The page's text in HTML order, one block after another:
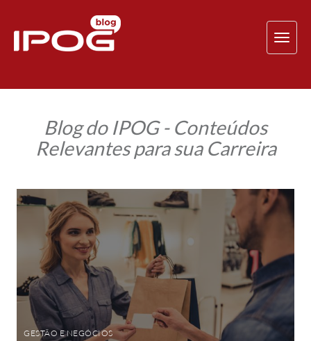
Blog do IPOG - Conteúdos
Relevantes para sua Carreira
Aprenda
agora
venda
perguntas
GESTÃO E NEGÓCIOS